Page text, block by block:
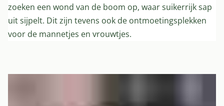
zoeken een wond van de boom op, waar suikerrijk sap
uit sijpelt. Dit zijn tevens ook de ontmoetingsplekken
voor de mannetjes en vrouwtjes.